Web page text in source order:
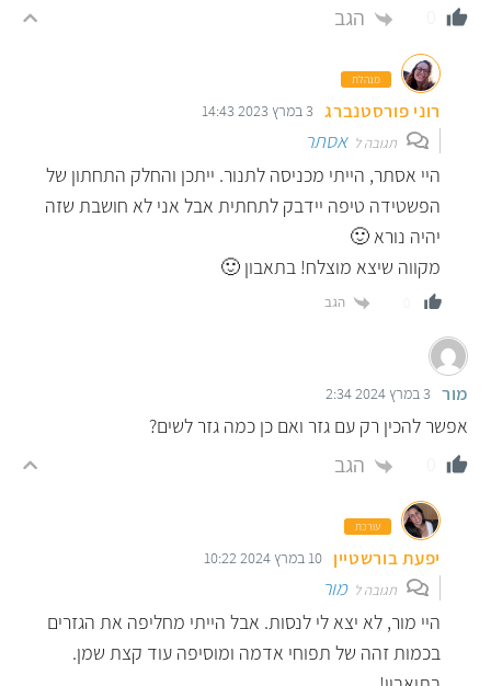
הגב
מנהלת
רוני פורסטנברג 3 במרץ 2023 14:43
תגובה לאסתר
היי אסתר, הייתי מכניסה לתנור. ייתכן והחלק התחתון של
הפשטידה טיפה יידבק לתחתית אבל אני לא חושבת שזה
יהיה נורא 🙂
מקווה שיצא מוצלח! בתאבון 🙂
הגב
מור 3 במרץ 2024 2:34
אפשר להכין רק עם גזר ואם כן כמה גזר לשים?
הגב
עורכת
יפעת בורשטיין 10 במרץ 2024 10:22
תגובה למור
היי מור, לא יצא לי לנסות. אבל הייתי מחליפה את הגזרים
בכמות זהה של תפוחי אדמה ומוסיפה עוד קצת שמן.